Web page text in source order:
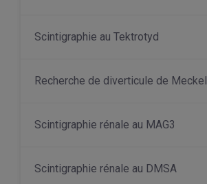
Scintigraphie au Tektrotyd
Recherche de diverticule de Meckel
Scintigraphie rénale au MAG3
Scintigraphie rénale au DMSA